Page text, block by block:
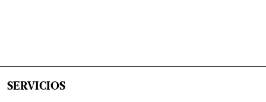
SERVICIOS